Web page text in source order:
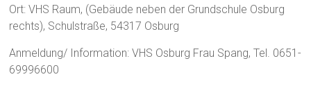
Ort: VHS Raum, (Gebäude neben der Grundschule Osburg
rechts), Schulstraße, 54317 Osburg
Anmeldung/ Information: VHS Osburg Frau Spang, Tel. 0651-
69996600